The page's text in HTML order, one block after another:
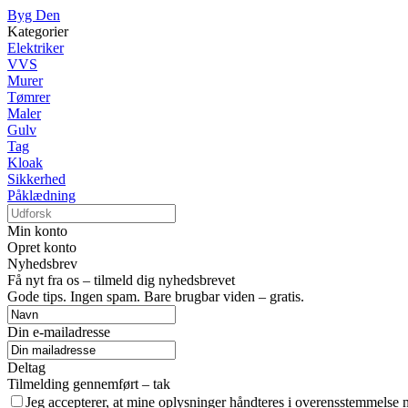
Byg Den
Kategorier
Elektriker
VVS
Murer
Tømrer
Maler
Gulv
Tag
Kloak
Sikkerhed
Påklædning
Min konto
Opret konto
Nyhedsbrev
Få nyt fra os – tilmeld dig nyhedsbrevet
Gode tips. Ingen spam. Bare brugbar viden – gratis.
Din e-mailadresse
Deltag
Tilmelding gennemført – tak
Jeg accepterer, at mine oplysninger håndteres i overensstemmelse